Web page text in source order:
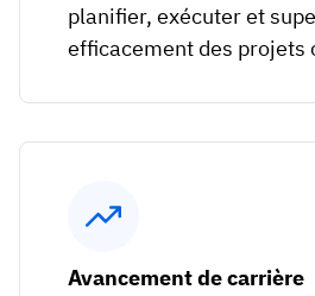
planifier, exécuter et
efficacement des projets
Avancement de carrière